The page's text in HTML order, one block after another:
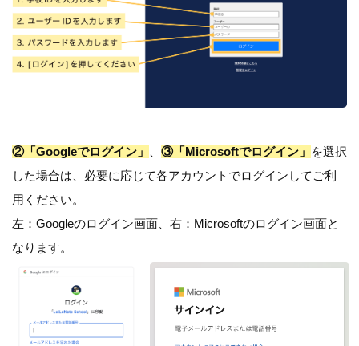
②「Googleでログイン」 ③「Microsoftでログイン」 を選択
した場合は、必要に応じて各アカウントでログインしてご利
用ください。
左：Googleのログイン画面、右：Microsoftのログイン画面と
なります。